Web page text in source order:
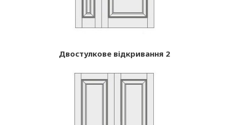
Двостулкове відкривання 2